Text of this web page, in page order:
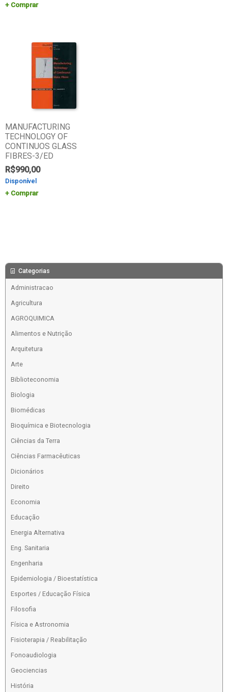
Comprar
MANUFACTURING
TECHNOLOGY OF
CONTINUOS GLASS
FIBRES-3/ED
R$990,00
Disponível
Comprar
Categorias
Administracao
Agricultura
AGROQUIMICA
Alimentos e Nutrição
Arquitetura
Arte
Biblioteconomia
Biologia
Biomédicas
Bioquímica e Biotecnologia
Ciências da Terra
Ciências Farmacêuticas
Dicionários
Direito
Economia
Educação
Energia Alternativa
Eng. Sanitaria
Engenharia
Epidemiologia / Bioestatística
Esportes / Educação Física
Filosofia
Física e Astronomia
Fisioterapia / Reabilitação
Fonoaudiologia
Geociencias
História